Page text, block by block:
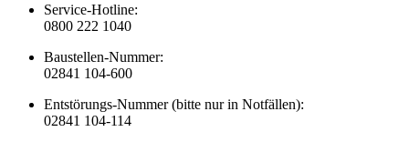
Service-Hotline:
0800 222 1040
Baustellen-Nummer:
02841 104-600
Entstörungs-Nummer (bitte nur in Notfällen):
02841 104-114